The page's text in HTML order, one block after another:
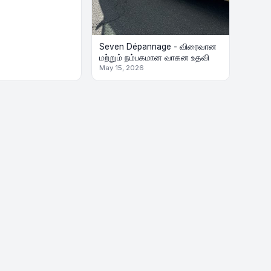
Seven Dépannage - விரைவான
மற்றும் நம்பகமான வாகன உதவி
May 15, 2026